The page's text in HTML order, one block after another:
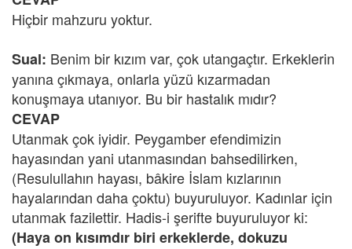
Hiçbir mahzuru yoktur.
Sual: Benim bir kızım var, çok utangaçtır. Erkeklerin
yanına çıkmaya, onlarla yüzü kızarmadan
konuşmaya utanıyor. Bu bir hastalık mıdır?
CEVAP
Utanmak çok iyidir. Peygamber efendimizin
hayasından yani utanmasından bahsedilirken,
(Resulullahın hayası, bâkire İslam kızlarının
hayalarından daha çoktu) buyuruluyor. Kadınlar için
utanmak fazilettir. Hadis-i şerifte buyuruluyor ki:
(Haya on kısımdır biri erkeklerde, dokuzu